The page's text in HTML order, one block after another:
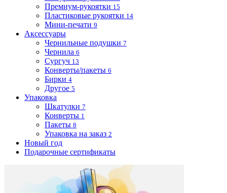
Премиум-рукоятки 15
Пластиковые рукоятки 14
Мини-печати 9
Аксессуары
Чернильные подушки 7
Чернила 6
Сургуч 13
Конверты/пакеты 6
Бирки 4
Другое 5
Упаковка
Шкатулки 7
Конверты 1
Пакеты 8
Упаковка на заказ 2
Новый год
Подарочные сертификаты